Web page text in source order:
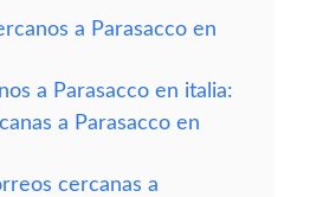
a Parasacco en
a Parasacco en italia:
a Parasacco en
cercanas a